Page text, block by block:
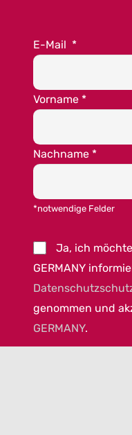
E-Mail *
Vorname *
Nachname *
*notwendige Felder
Ja, ich
GERMANY
genommen und
GERMANY.